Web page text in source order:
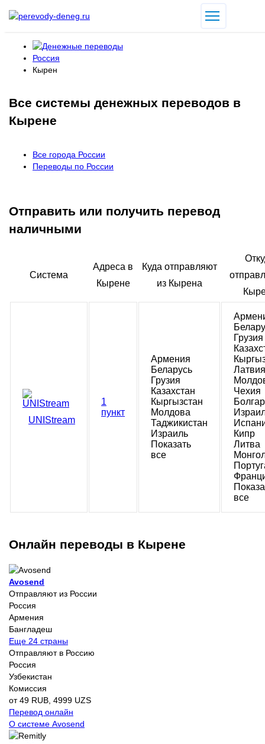
Россия
Кырен
Все системы денежных переводов в
Кырене
Все города России
Переводы по России
Отправить или получить перевод
наличными
Система
Адреса в
Кырене
Куда отправляют
из Кырена
UNIStream
1
пункт
Армения
Беларусь
Грузия
Казахстан
Кыргызстан
Молдова
Таджикистан
Израиль
Показать
все
Грузия
Латвия
Чехия
Кипр
Литва
все
Онлайн переводы в Кырене
Avosend
Отправляют из России
Россия
Армения
Бангладеш
Еще 24 страны
Отправляют в Россию
Россия
Узбекистан
Комиссия
от 49 RUB, 4999 UZS
Перевод онлайн
О системе Avosend